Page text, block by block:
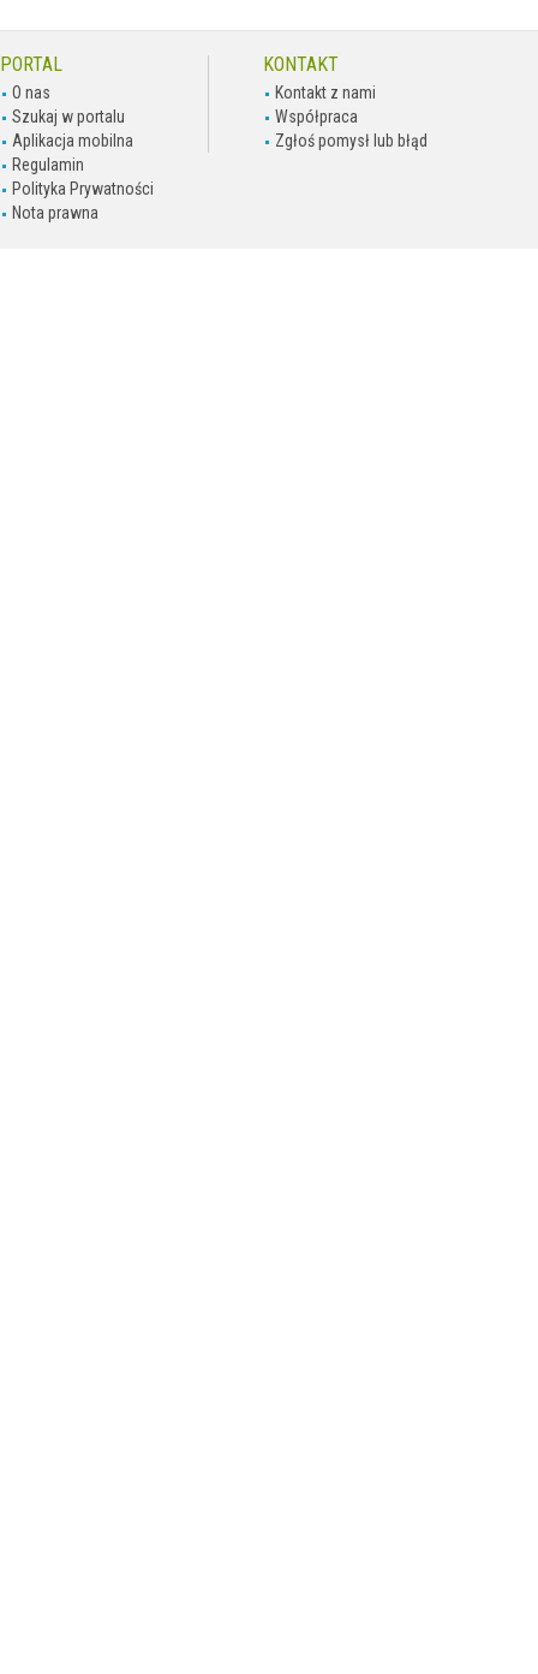
PORTAL
O nas
Szukaj w portalu
Aplikacja mobilna
Regulamin
Polityka Prywatności
Nota prawna
KONTAKT
Kontakt z nami
Współpraca
Zgłoś pomysł lub błąd